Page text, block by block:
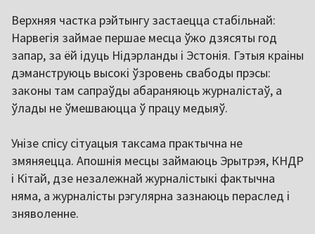
Верхняя частка рэйтынгу застаецца стабільнай:
Нарвегія займае першае месца ўжо дзясяты год
запар, за ёй ідуць Нідэрланды і Эстонія. Гэтыя краіны
дэманструюць высокі ўзровень свабоды прэсы:
законы там сапраўды абараняюць журналістаў, а
ўлады не ўмешваюцца ў працу медыяў.
Унізе спісу сітуацыя таксама практычна не
змяняецца. Апошнія месцы займаюць Эрытрэя, КНДР
і Кітай, дзе незалежнай журналістыкі фактычна
няма, а журналісты рэгулярна зазнаюць пераслед і
зняволенне.